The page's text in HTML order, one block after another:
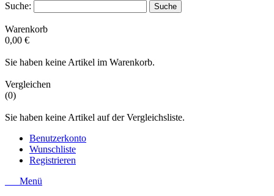
Suche: Suche
Warenkorb
0,00 €
Sie haben keine Artikel im Warenkorb.
Vergleichen
(0)
Sie haben keine Artikel auf der Vergleichsliste.
Benutzerkonto
Wunschliste
Registrieren
Menü